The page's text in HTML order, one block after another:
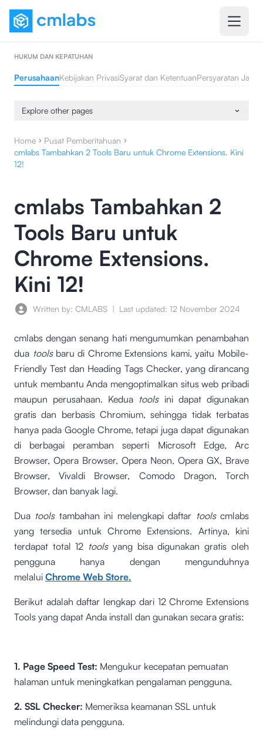
HUKUM DAN KEPATUHAN
PerusahaanKebijakan PrivasiSyarat dan KetentuanPersyaratan Jasa
Explore other pages
Home
Pusat Pemberitahuan
cmlabs Tambahkan 2 Tools Baru untuk Chrome Extensions. Kini
12!
cmlabs Tambahkan 2
Tools Baru untuk
Chrome Extensions.
Kini 12!
Written by: CMLABS | Last updated: 12 November 2024
cmlabs dengan senang hati mengumumkan penambahan
dua tools baru di Chrome Extensions kami, yaitu Mobile-
Friendly Test dan Heading Tags Checker, yang dirancang
untuk membantu Anda mengoptimalkan situs web pribadi
maupun perusahaan. Kedua tools ini dapat digunakan
gratis dan berbasis Chromium, sehingga tidak terbatas
hanya pada Google Chrome, tetapi juga dapat digunakan
di berbagai peramban seperti Microsoft Edge, Arc
Browser, Opera Browser, Opera Neon, Opera GX, Brave
Browser, Vivaldi Browser, Comodo Dragon, Torch
Browser, dan banyak lagi.
Dua tools tambahan ini melengkapi daftar tools cmlabs
yang tersedia untuk Chrome Extensions. Artinya, kini
terdapat total 12 tools yang bisa digunakan gratis oleh
pengguna hanya dengan mengunduhnya
melalui Chrome Web Store.
Berikut adalah daftar lengkap dari 12 Chrome Extensions
Tools yang dapat Anda install dan gunakan secara gratis:
1. Page Speed Test: Mengukur kecepatan pemuatan
halaman untuk meningkatkan pengalaman pengguna.
2. SSL Checker: Memeriksa keamanan SSL untuk
melindungi data pengguna.